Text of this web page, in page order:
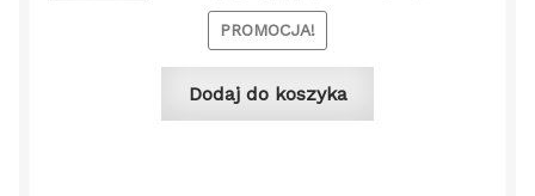
PROMOCJA!
Dodaj do koszyka